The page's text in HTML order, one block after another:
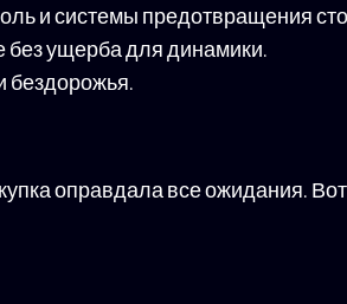
и системы предотвращения
ущерба для динамики.
бездорожья.
оправдала все ожидания.